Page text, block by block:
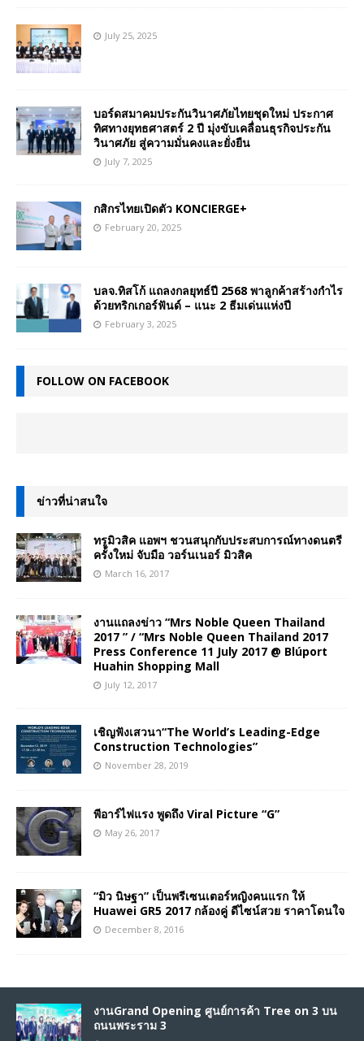
July 25, 2025
บอร์ดสมาคมประกันวินาศภัยไทยชุดใหม่ ประกาศ
ทิศทางยุทธศาสตร์ 2 ปี มุ่งขับเคลื่อนธุรกิจประกัน
วินาศภัย สู่ความมั่นคงและยั่งยืน
July 7, 2025
กสิกรไทยเปิดตัว KONCIERGE+
February 20, 2025
บลจ.ทิสโก้ แถลงกลยุทธ์ปี 2568 พาลูกค้าสร้างกำไร
ด้วยทริกเกอร์ฟันด์ – แนะ 2 ธีมเด่นแห่งปี
February 3, 2025
FOLLOW ON FACEBOOK
ข่าวที่น่าสนใจ
ทรูมิวสิค แอพฯ ชวนสนุกกับประสบการณ์ทางดนตรี
ครั้งใหม่ จับมือ วอร์นเนอร์ มิวสิค
March 16, 2017
งานแถลงข่าว “Mrs Noble Queen Thailand
2017 ” / “Mrs Noble Queen Thailand 2017
Press Conference 11 July 2017 @ Blúport
Huahin Shopping Mall
July 12, 2017
เชิญฟังเสวนา“The World’s Leading-Edge
Construction Technologies”
November 28, 2019
พีอาร์ไฟแรง พูดถึง Viral Picture “G”
May 26, 2017
“มิว นิษฐา” เป็นพรีเซนเตอร์หญิงคนแรก ให้
Huawei GR5 2017 กล้องคู่ ดีไซน์สวย ราคาโดนใจ
December 8, 2016
งานGrand Opening ศูนย์การค้า Tree on 3 บน
ถนนพระราม 3